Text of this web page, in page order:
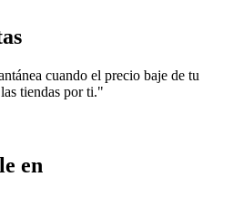
cuando el precio baje de tu
tiendas por ti."
en